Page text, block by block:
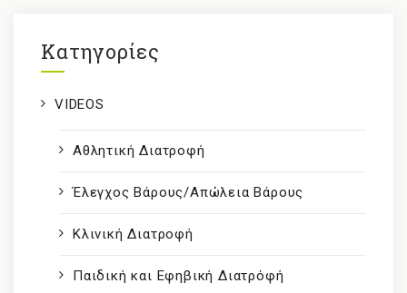
Kατηγορίες
VIDEOS
Αθλητική Διατροφή
Έλεγχος Βάρους/Απώλεια Βάρους
Κλινική Διατροφή
Παιδική και Εφηβική Διατρόφή